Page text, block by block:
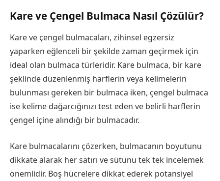
Kare ve Çengel Bulmaca Nasıl Çözülür?
Kare ve çengel bulmacaları, zihinsel egzersiz
yaparken eğlenceli bir şekilde zaman geçirmek için
ideal olan bulmaca türleridir. Kare bulmaca, bir kare
şeklinde düzenlenmiş harflerin veya kelimelerin
bulunması gereken bir bulmaca iken, çengel bulmaca
ise kelime dağarcığınızı test eden ve belirli harflerin
çengel içine alındığı bir bulmacadır.
Kare bulmacalarını çözerken, bulmacanın boyutunu
dikkate alarak her satırı ve sütunu tek tek incelemek
önemlidir. Boş hücrelere dikkat ederek potansiyel